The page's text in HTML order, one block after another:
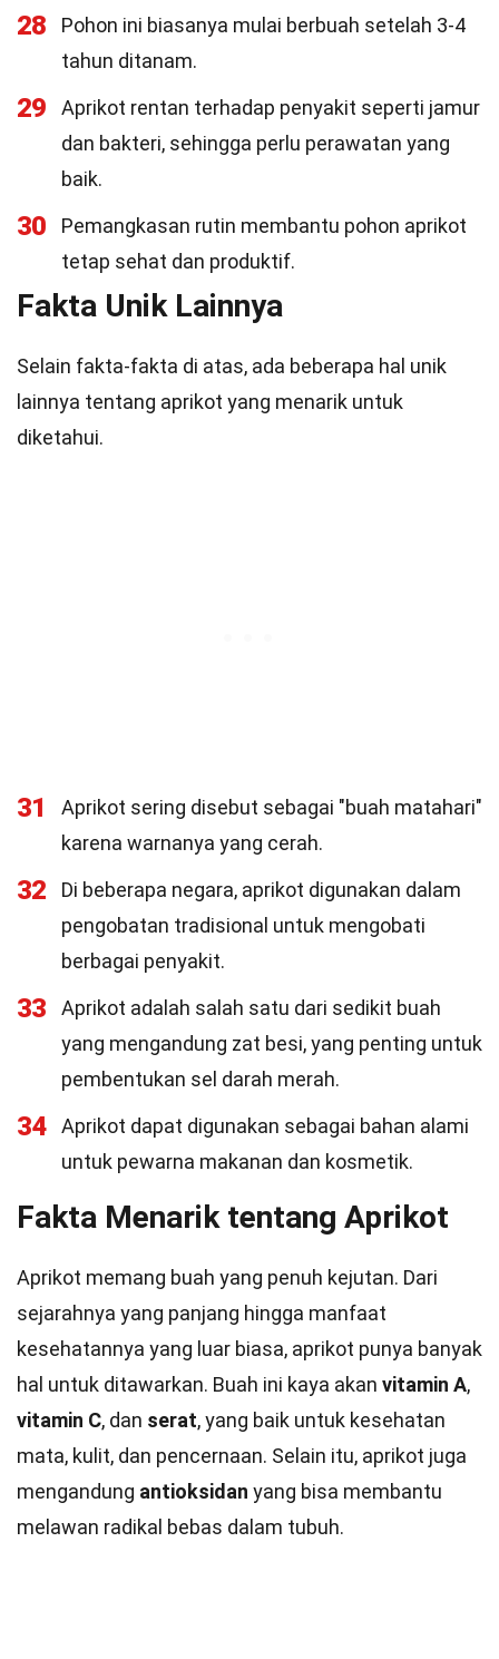
28
Pohon ini biasanya mulai berbuah setelah 3-4
tahun ditanam.
29
Aprikot rentan terhadap penyakit seperti jamur
dan bakteri, sehingga perlu perawatan yang
baik.
30
Pemangkasan rutin membantu pohon aprikot
tetap sehat dan produktif.
Fakta Unik Lainnya
Selain fakta-fakta di atas, ada beberapa hal unik
lainnya tentang aprikot yang menarik untuk
diketahui.
31
Aprikot sering disebut sebagai "buah matahari"
karena warnanya yang cerah.
32
Di beberapa negara, aprikot digunakan dalam
pengobatan tradisional untuk mengobati
berbagai penyakit.
33
Aprikot adalah salah satu dari sedikit buah
yang mengandung zat besi, yang penting untuk
pembentukan sel darah merah.
34
Aprikot dapat digunakan sebagai bahan alami
untuk pewarna makanan dan kosmetik.
Fakta Menarik tentang Aprikot
Aprikot memang buah yang penuh kejutan. Dari
sejarahnya yang panjang hingga manfaat
kesehatannya yang luar biasa, aprikot punya banyak
hal untuk ditawarkan. Buah ini kaya akan vitamin A,
vitamin C, dan serat, yang baik untuk kesehatan
mata, kulit, dan pencernaan. Selain itu, aprikot juga
mengandung antioksidan yang bisa membantu
melawan radikal bebas dalam tubuh.